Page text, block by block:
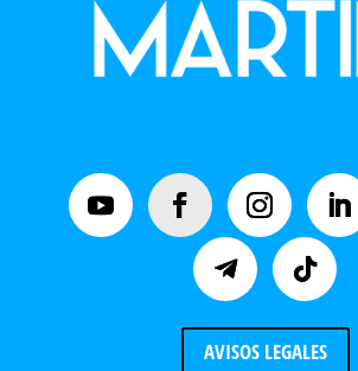
AVISOS LEGALES